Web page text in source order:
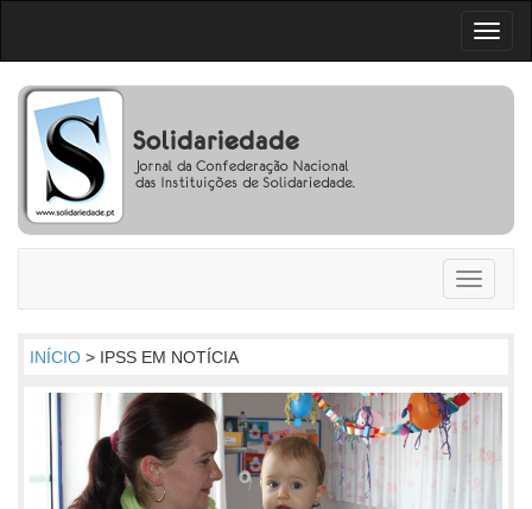
Toggle
INÍCIO > IPSS EM NOTÍCIA